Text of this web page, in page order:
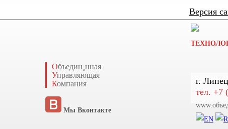
Версия
Объедин¸нная
Управляющая
Компания
Мы Вконтакте
г.
тел. +7